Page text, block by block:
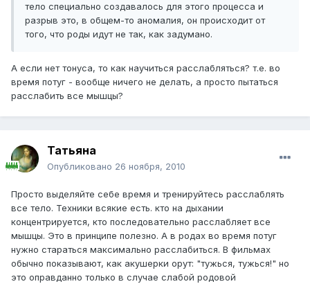
тело специально создавалось для этого процесса и
разрыв это, в общем-то аномалия, он происходит от
того, что роды идут не так, как задумано.
А если нет тонуса, то как научиться расслабляться? т.е. во
время потуг - вообще ничего не делать, а просто пытаться
расслабить все мышцы?
Татьяна
Опубликовано 26 ноября, 2010
Просто выделяйте себе время и тренируйтесь расслаблять
все тело. Техники всякие есть. кто на дыхании
концентрируется, кто последовательно расслабляет все
мышцы. Это в принципе полезно. А в родах во время потуг
нужно стараться максимально расслабиться. В фильмах
обычно показывают, как акушерки орут: "тужься, тужься!" но
это оправданно только в случае слабой родовой